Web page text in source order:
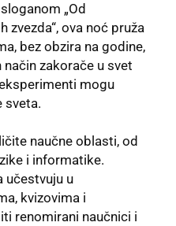
„Od
zvezda“, ova noć pruža
bez obzira na godine,
zakorače u svet
mogu
sveta.
naučne oblasti, od
i informatike.
učestvuju u
kvizovima i
renomirani naučnici i